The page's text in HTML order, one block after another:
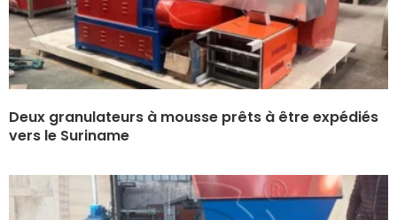
Deux granulateurs à mousse prêts à être expédiés
vers le Suriname